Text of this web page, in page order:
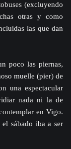
(excluyendo
otras y como
las que dan
poco las piernas,
muelle (pier) de
una espectacular
nada ni la de
en Vigo.
el sábado iba a ser